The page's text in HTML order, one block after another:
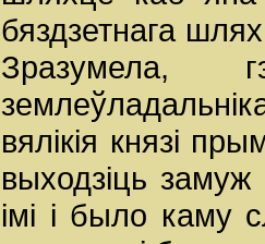
бяздзетнага
Зразумела,
вялікія князі
выходзіць
імі і было каму